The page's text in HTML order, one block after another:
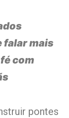
falar mais
com
pontes